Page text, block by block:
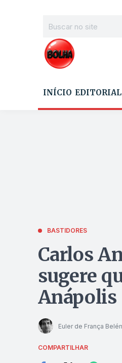
INÍCIO EDITORIAL
BASTIDORES
Carlos
sugere
Anápolis
Euler de França
COMPARTILHAR